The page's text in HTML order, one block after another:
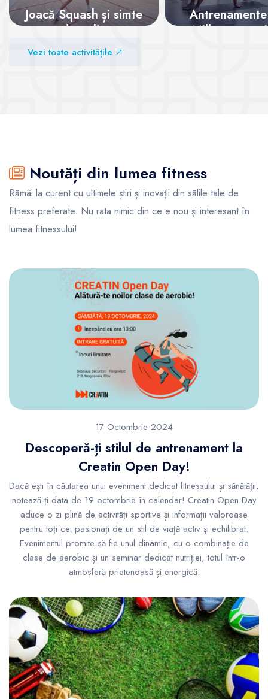
Joacă Squash și simte
adrenalina
Mills –
Vezi toate activitățile
Noutăți din lumea fitness
Rămâi la curent cu ultimele știri și inovații din sălile tale de
fitness preferate. Nu rata nimic din ce e nou și interesant în
lumea fitnessului!
17 Octombrie 2024
Descoperă-ți stilul de antrenament la
Creatin Open Day!
Dacă ești în căutarea unui eveniment dedicat fitnessului și sănătății,
notează-ți data de 19 octombrie în calendar! Creatin Open Day
aduce o zi plină de activități sportive și informații valoroase
pentru toți cei pasionați de un stil de viață activ și echilibrat.
Evenimentul promite să fie unul dinamic, cu o combinație de
clase de aerobic și un seminar dedicat nutriției, totul într-o
atmosferă prietenoasă și energică.